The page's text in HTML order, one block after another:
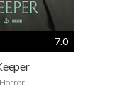
7.0
Horror